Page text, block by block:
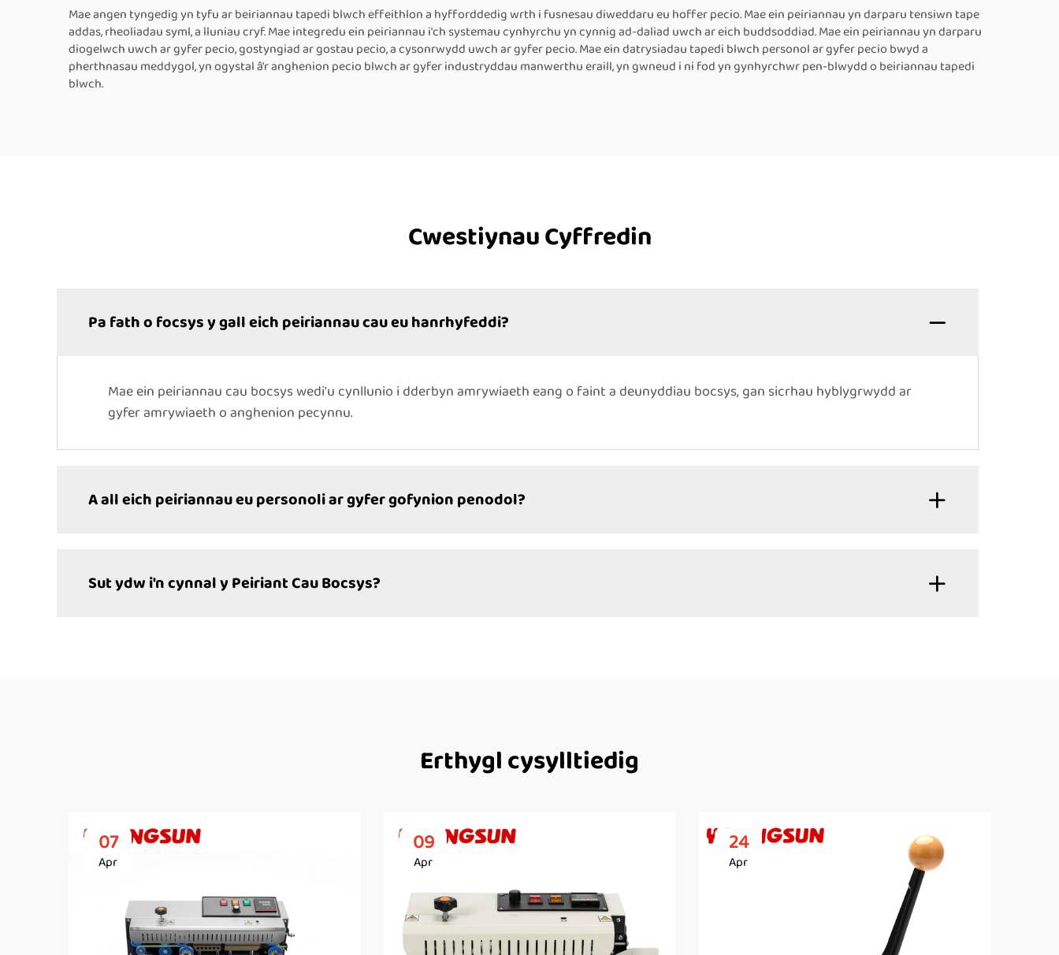
Blwch
Thermol Arweiniol ar
gyfer Pecynu Bwyd
Tôgio Band Parhaus
Thermol
ar gyfer Cynhwysyddion
Bwyd, Peiriant Tôgio
Parhaus Awtomatig
Mae angen tyngedig yn tyfu ar beiriannau tapedi blwch effeithlon a hyfforddedig wrth i fusnesau diweddaru eu hoffer pecio. Mae ein peiriannau yn darparu tensiwn tape
addas, rheoliadau syml, a lluniau cryf. Mae integredu ein peiriannau i'ch systemau cynhyrchu yn cynnig ad-daliad uwch ar eich buddsoddiad. Mae ein peiriannau yn darparu
diogelwch uwch ar gyfer pecio, gostyngiad ar gostau pecio, a cysonrwydd uwch ar gyfer pecio. Mae ein datrysiadau tapedi blwch personol ar gyfer pecio bwyd a
pherthnasau meddygol, yn ogystal â'r anghenion pecio blwch ar gyfer industryddau manwerthu eraill, yn gwneud i ni fod yn gynhyrchwr pen-blwydd o beiriannau tapedi
blwch.
Cwestiynau Cyffredin
Pa fath o focsys y gall eich peiriannau cau eu hanrhyfeddi?
Mae ein peiriannau cau bocsys wedi'u cynllunio i dderbyn amrywiaeth eang o faint a deunyddiau bocsys, gan sicrhau hyblygrwydd ar
gyfer amrywiaeth o anghenion pecynnu.
A all eich peiriannau eu personoli ar gyfer gofynion penodol?
Sut ydw i'n cynnal y Peiriant Cau Bocsys?
Erthygl cysylltiedig
07
Apr
09
Apr
24
Apr